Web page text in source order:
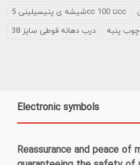
شیشه ی پنیسیلینی 5cc تا 100cc
درب دهانه قوطی سایز 38
چوب پنبه
Electronic symbols
Reassurance and peace of